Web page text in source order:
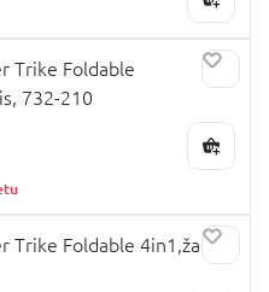
Trike Foldable
732-210
Trike Foldable 4in1,žalias,